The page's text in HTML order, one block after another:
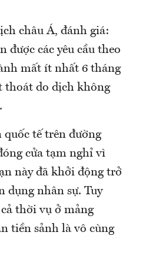
châu Á, đánh giá:
được các yêu cầu theo
mất ít nhất 6 tháng
thoát do dịch không
tế trên đường
cửa tạm nghỉ vì
này đã khởi động trở
dụng nhân sự. Tuy
thời vụ ở mảng
tiền sảnh là vô cùng